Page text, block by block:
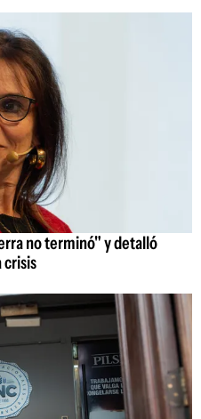
no terminó" y detalló
crisis